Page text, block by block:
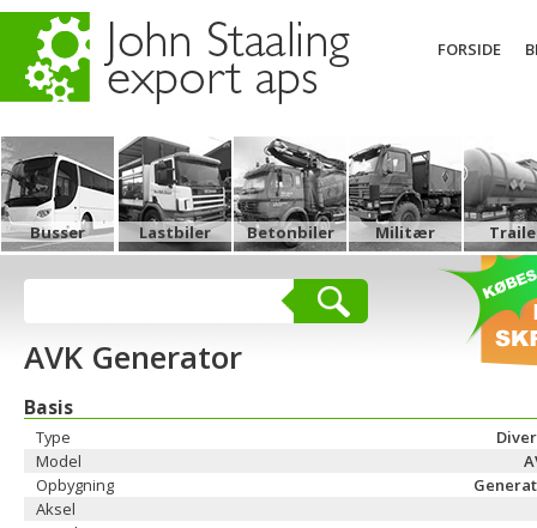
FORSIDE
Busser Lastbiler Betonbiler Militær
AVK Generator
Basis
Type
Model
Opbygning
Aksel